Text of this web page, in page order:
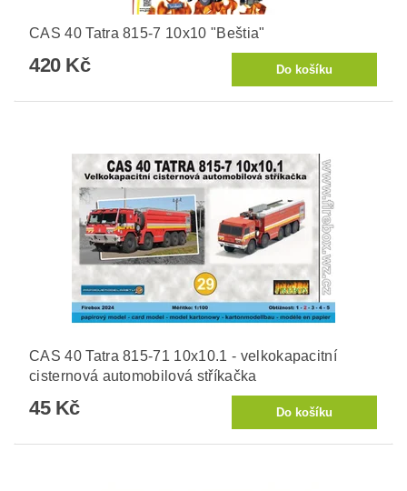
CAS 40 Tatra 815-7 10x10 "Beštia"
420 Kč
CAS 40 Tatra 815-71 10x10.1 - velkokapacitní
cisternová automobilová stříkačka
45 Kč